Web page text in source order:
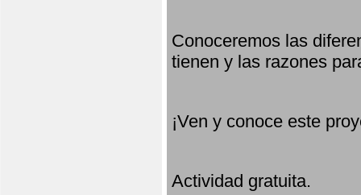
Conoceremos las
tienen y las razones
¡Ven y conoce este
Actividad gratuita.